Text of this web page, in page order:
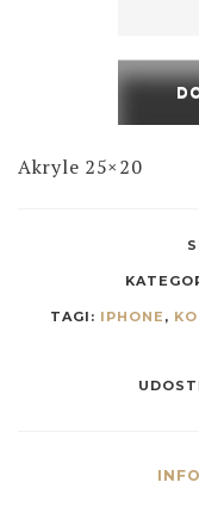
Akryle 25×20
TAGI: IPHONE ,